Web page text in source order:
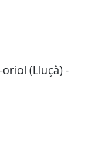
(Lluçà) -